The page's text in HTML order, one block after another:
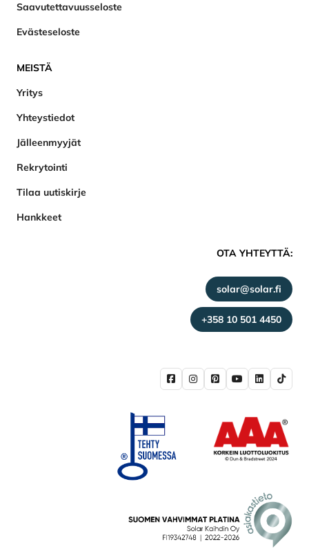
Saavutettavuusseloste
Evästeseloste
MEISTÄ
Yritys
Yhteystiedot
Jälleenmyyjät
Rekrytointi
Tilaa uutiskirje
Hankkeet
OTA YHTEYTTÄ:
solar@solar.fi
+358 10 501 4450